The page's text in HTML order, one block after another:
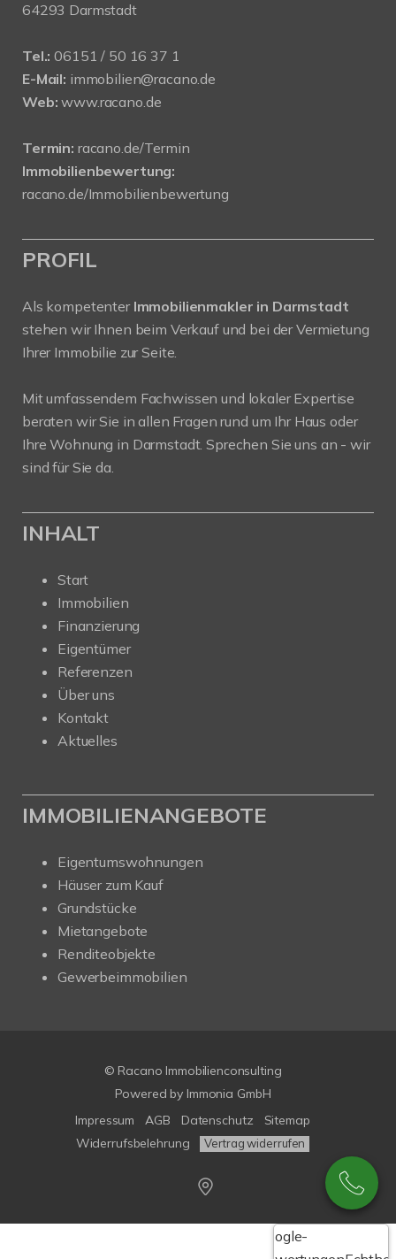
64293 Darmstadt
Tel.: 06151 / 50 16 37 1
E-Mail: immobilien@racano.de
Web: www.racano.de
Termin: racano.de/Termin
Immobilienbewertung:
racano.de/Immobilienbewertung
PROFIL
Als kompetenter Immobilienmakler in Darmstadt
stehen wir Ihnen beim Verkauf und bei der Vermietung
Ihrer Immobilie zur Seite.
Mit umfassendem Fachwissen und lokaler Expertise
beraten wir Sie in allen Fragen rund um Ihr Haus oder
Ihre Wohnung in Darmstadt. Sprechen Sie uns an - wir
sind für Sie da.
INHALT
Start
Immobilien
Finanzierung
Eigentümer
Referenzen
Über uns
Kontakt
Aktuelles
IMMOBILIENANGEBOTE
Eigentumswohnungen
Häuser zum Kauf
Grundstücke
Mietangebote
Renditeobjekte
Gewerbeimmobilien
© Racano Immobilienconsulting
Powered by Immonia GmbH
Impressum
AGB Datenschutz
Sitemap
Widerrufsbelehrung
Vertrag widerrufen
Google-